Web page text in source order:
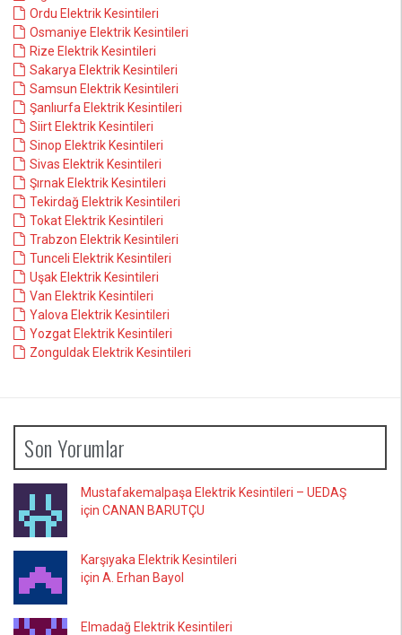
Ordu Elektrik Kesintileri
Osmaniye Elektrik Kesintileri
Rize Elektrik Kesintileri
Sakarya Elektrik Kesintileri
Samsun Elektrik Kesintileri
Şanlıurfa Elektrik Kesintileri
Siirt Elektrik Kesintileri
Sinop Elektrik Kesintileri
Sivas Elektrik Kesintileri
Şırnak Elektrik Kesintileri
Tekirdağ Elektrik Kesintileri
Tokat Elektrik Kesintileri
Trabzon Elektrik Kesintileri
Tunceli Elektrik Kesintileri
Uşak Elektrik Kesintileri
Van Elektrik Kesintileri
Yalova Elektrik Kesintileri
Yozgat Elektrik Kesintileri
Zonguldak Elektrik Kesintileri
Son Yorumlar
Mustafakemalpaşa Elektrik Kesintileri – UEDAŞ
için CANAN BARUTÇU
Karşıyaka Elektrik Kesintileri
için A. Erhan Bayol
Elmadağ Elektrik Kesintileri